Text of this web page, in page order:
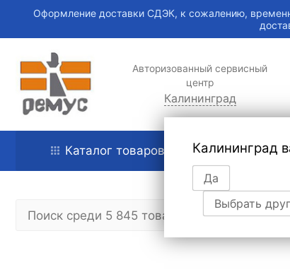
Оформление доставки СДЭК, к сожалению,
Авторизованный сервисный
центр
Калининград
Калининград
Да
Выбрать
Каталог товаров Главная